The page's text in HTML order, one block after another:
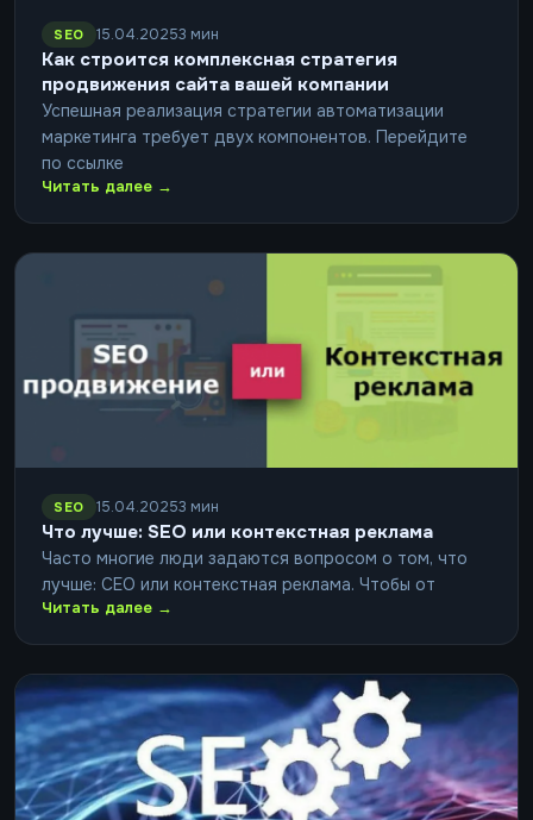
SEO 15.04.20253 мин
Как строится комплексная стратегия
продвижения сайта вашей компании
Успешная реализация стратегии автоматизации
маркетинга требует двух компонентов. Перейдите
по ссылке
Читать далее →
SEO 15.04.20253 мин
Что лучше: SEO или контекстная реклама
Часто многие люди задаются вопросом о том, что
лучше: СЕО или контекстная реклама. Чтобы от
Читать далее →